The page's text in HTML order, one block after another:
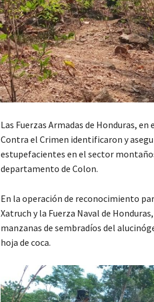
Las Fuerzas Armadas de Honduras,
Contra el Crimen identificaron y
estupefacientes en el sector
departamento de Colon.
En la operación de reconocimiento
Xatruch y la Fuerza Naval de
manzanas de sembradíos del
hoja de coca.